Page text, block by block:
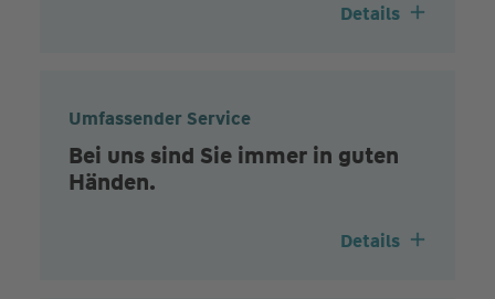
Details
Umfassender Service
Bei uns sind Sie immer in guten
Händen.
Details